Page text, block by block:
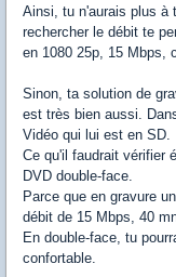
Ainsi, tu n'aurais plus à
rechercher le débit te
en 1080 25p, 15 Mbps,
Sinon, ta solution de
est très bien aussi.
Vidéo qui lui est en SD.
Ce qu'il faudrait vérifier
DVD double-face.
Parce que en gravure
débit de 15 Mbps, 40
En double-face, tu
confortable.